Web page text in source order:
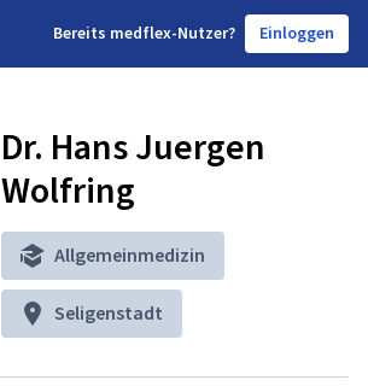
Bereits medflex-Nutzer? Einloggen
Dr. Hans Juergen
Wolfring
Allgemeinmedizin
Seligenstadt